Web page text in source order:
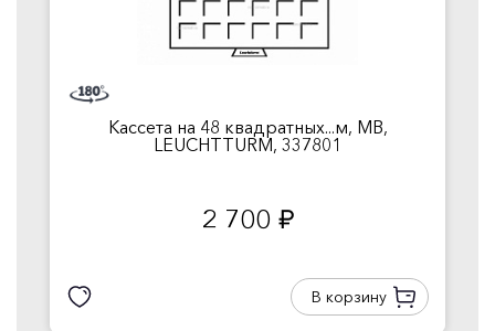
Кассета на 48 квадратных...м, MB,
LEUCHTTURM, 337801
2 700 руб.
В корзину